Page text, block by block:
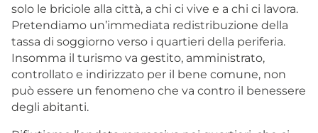
solo le briciole alla città, a chi ci vive e a chi ci lavora.
Pretendiamo un’immediata redistribuzione della
tassa di soggiorno verso i quartieri della periferia.
Insomma il turismo va gestito, amministrato,
controllato e indirizzato per il bene comune, non
può essere un fenomeno che va contro il benessere
degli abitanti.